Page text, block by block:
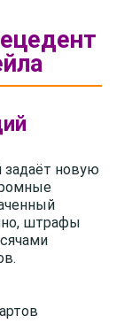
задаёт новую
штрафы